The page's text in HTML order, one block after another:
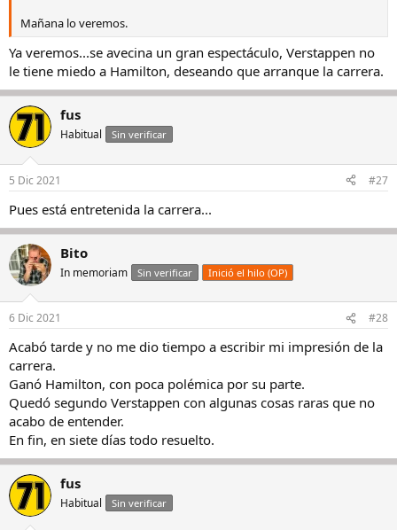
l
o
Mañana lo veremos.
Ya veremos...se avecina un gran espectáculo, Verstappen no
le tiene miedo a Hamilton, deseando que arranque la carrera.
fus
Habitual Sin verificar
5 Dic 2021 #27
Pues está entretenida la carrera...
Bito
In memoriam Sin verificar Inició el hilo (OP)
6 Dic 2021 #28
Acabó tarde y no me dio tiempo a escribir mi impresión de la
carrera.
Ganó Hamilton, con poca polémica por su parte.
Quedó segundo Verstappen con algunas cosas raras que no
acabo de entender.
En fin, en siete días todo resuelto.
fus
Habitual Sin verificar